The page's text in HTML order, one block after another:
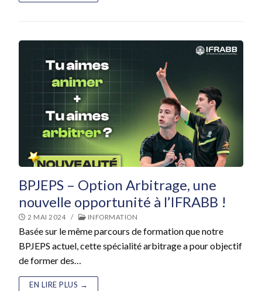
BPJEPS – Option Arbitrage, une
nouvelle opportunité à l’IFRABB !
2 MAI 2024 / INFORMATION
Basée sur le même parcours de formation que notre
BPJEPS actuel, cette spécialité arbitrage a pour objectif
de former des…
EN LIRE PLUS →